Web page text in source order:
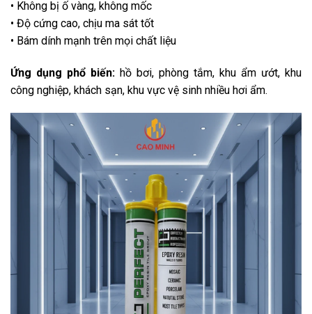
• Không bị ố vàng, không mốc
• Độ cứng cao, chịu ma sát tốt
• Bám dính mạnh trên mọi chất liệu
Ứng dụng phổ biến: hồ bơi, phòng tắm, khu ẩm ướt, khu
công nghiệp, khách sạn, khu vực vệ sinh nhiều hơi ẩm.